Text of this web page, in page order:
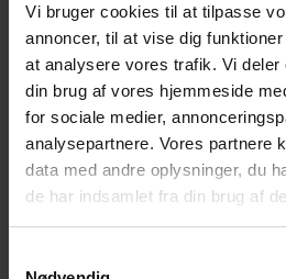
Vi bruger cookies til at tilpasse
annoncer, til at vise dig
at analysere vores trafik. Vi deler
din brug af vores hjemmeside
for sociale medier,
analysepartnere. Vores partnere
data med andre oplysninger, du
de har indsamlet fra din brug af
Vi vil gerne have tilmelding til
mandag d. 2. februar kl. 18.00
https://
Alle er velkomne!
Du må gerne tage en ven
det.